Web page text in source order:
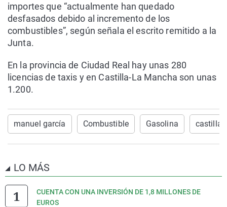
importes que “actualmente han quedado
desfasados debido al incremento de los
combustibles”, según señala el escrito remitido a la
Junta.
En la provincia de Ciudad Real hay unas 280
licencias de taxis y en Castilla-La Mancha son unas
1.200.
manuel garcía Combustible Gasolina castilla
LO MÁS
CUENTA CON UNA INVERSIÓN DE 1,8 MILLONES DE
EUROS